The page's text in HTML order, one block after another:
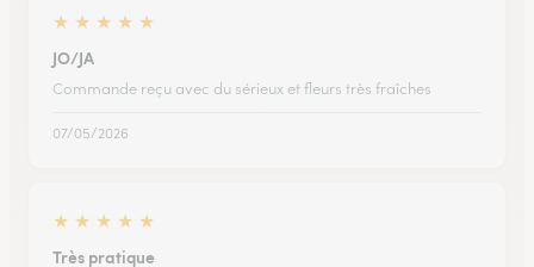
★ ★ ★ ★ ★
JO/JA
Commande reçu avec du sérieux et fleurs très fraîches
07/05/2026
★ ★ ★ ★ ★
Très pratique